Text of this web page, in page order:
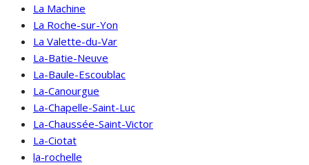
La Machine
La Roche-sur-Yon
La Valette-du-Var
La-Batie-Neuve
La-Baule-Escoublac
La-Canourgue
La-Chapelle-Saint-Luc
La-Chaussée-Saint-Victor
La-Ciotat
la-rochelle